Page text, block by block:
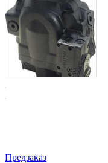
Предзаказ